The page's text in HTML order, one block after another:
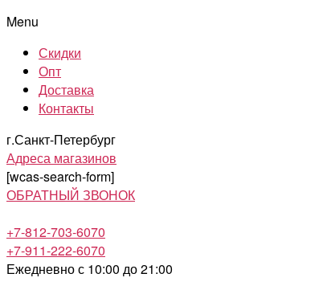
Menu
Скидки
Опт
Доставка
Контакты
г.Санкт-Петербург
Адреса магазинов
[wcas-search-form]
ОБРАТНЫЙ ЗВОНОК
+7-812-703-6070
+7-911-222-6070
Ежедневно с 10:00 до 21:00